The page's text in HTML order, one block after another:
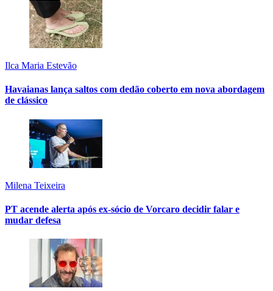
Ilca Maria Estevão
Havaianas lança saltos com dedão coberto em nova abordagem
de clássico
Milena Teixeira
PT acende alerta após ex-sócio de Vorcaro decidir falar e
mudar defesa